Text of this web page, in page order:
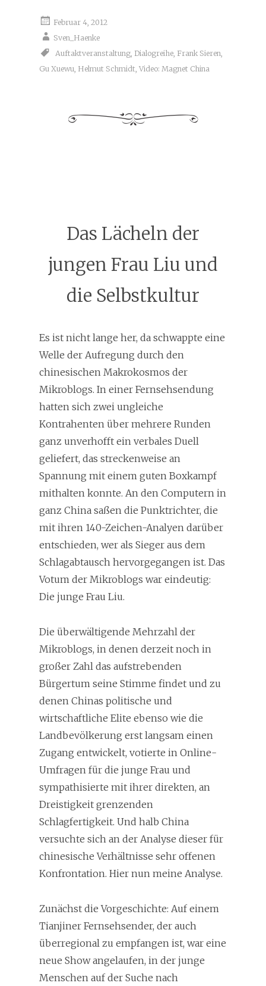
Februar 4, 2012
Sven_Haenke
Auftaktveranstaltung Dialogreihe Frank Sieren
Gu Xuewu Helmut Schmidt Video: Magnet China
Das Lächeln der
jungen Frau Liu und
die Selbstkultur
Es ist nicht lange her, da schwappte eine
Welle der Aufregung durch den
chinesischen Makrokosmos der
Mikroblogs. In einer Fernsehsendung
hatten sich zwei ungleiche
Kontrahenten über mehrere Runden
ganz unverhofft ein verbales Duell
geliefert, das streckenweise an
Spannung mit einem guten Boxkampf
mithalten konnte. An den Computern in
ganz China saßen die Punktrichter, die
mit ihren 140-Zeichen-Analyen darüber
entschieden, wer als Sieger aus dem
Schlagabtausch hervorgegangen ist. Das
Votum der Mikroblogs war eindeutig:
Die junge Frau Liu.
Die überwältigende Mehrzahl der
Mikroblogs, in denen derzeit noch in
großer Zahl das aufstrebenden
Bürgertum seine Stimme findet und zu
denen Chinas politische und
wirtschaftliche Elite ebenso wie die
Landbevölkerung erst langsam einen
Zugang entwickelt, votierte in Online-
Umfragen für die junge Frau und
sympathisierte mit ihrer direkten, an
Dreistigkeit grenzenden
Schlagfertigkeit. Und halb China
versuchte sich an der Analyse dieser für
chinesische Verhältnisse sehr offenen
Konfrontation. Hier nun meine Analyse.
Zunächst die Vorgeschichte: Auf einem
Tianjiner Fernsehsender, der auch
überregional zu empfangen ist, war eine
neue Show angelaufen, in der junge
Menschen auf der Suche nach